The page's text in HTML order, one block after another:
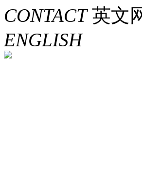
CONTACT 英文
ENGLISH